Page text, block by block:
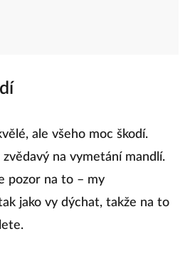
ale všeho moc škodí.
zvědavý na vymetání mandlí.
pozor na to – my
jako vy dýchat, takže na to